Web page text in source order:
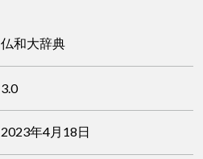
仏和大辞典
3.0
2023年4月18日